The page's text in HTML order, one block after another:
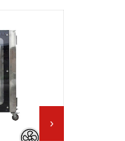
›